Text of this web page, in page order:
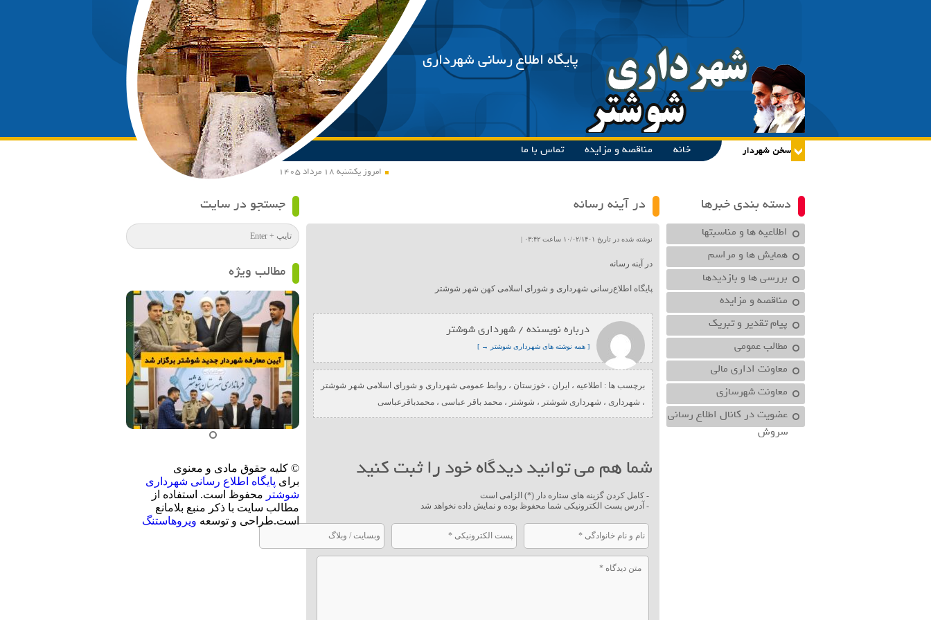
پایگاه اطلاع رسانی شهرداری
امروز یکشنبه ۱۸ مرداد ۱۴۰۵
خانه مناقصه و مزایده تماس با ما
دسته بندی خبرها
اطلاعیه ها و مناسبتها
همایش ها و مراسم
بررسی ها و بازدیدها
مناقصه و مزایده
پیام تقدیر و تبریک
مطالب عمومی
معاونت اداري مالي
معاونت شهرسازي
عضویت در کانال اطلاع رسانی
سروش
در آینه رسانه
نوشته شده در تاریخ ۱۰/۰۲/۱۴۰۱ ساعت ۰۳:۴۲ |
در آینه رسانه
پایگاه اطلاع‌رسانی شهرداری و شورای اسلامی کهن شهر شوشتر
درباره نویسنده / شهرداری شوشتر
[ همه نوشته های شهرداری شوشتر → ]
برچسب ها : اطلاعیه ، ایران ، خوزستان ، روابط عمومی شهرداری و شورای اسلامی شهر شوشتر
، شهرداری ، شهرداری شوشتر ، شوشتر ، محمد باقر عباسی ، محمدباقرعباسی
شما هم می توانید دیدگاه خود را ثبت کنید
- کامل کردن گزینه های ستاره دار (*) الزامی است
- آدرس پست الکترونیکی شما محفوظ بوده و نمایش داده نخواهد شد
جستجو در سایت
مطالب ویژه
© کلیه حقوق مادی و معنوی
برای پایگاه اطلاع رسانی شهرداری
شوشتر محفوظ است. استفاده از
مطالب سایت با ذکر منبع بلامانع
است.طراحی و توسعه ویروهاستنگ